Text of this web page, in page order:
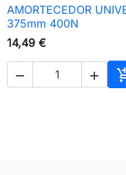
 Vista
AMORTECEDOR
375mm 400N
14,49 €
 